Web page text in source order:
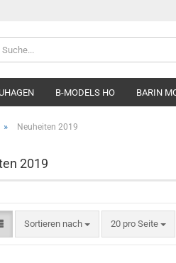
B-MODELS HO BARIN
» Neuheiten 2019
2019
Sortieren nach
Sortieren nach 20 pro Seite
pro Seite